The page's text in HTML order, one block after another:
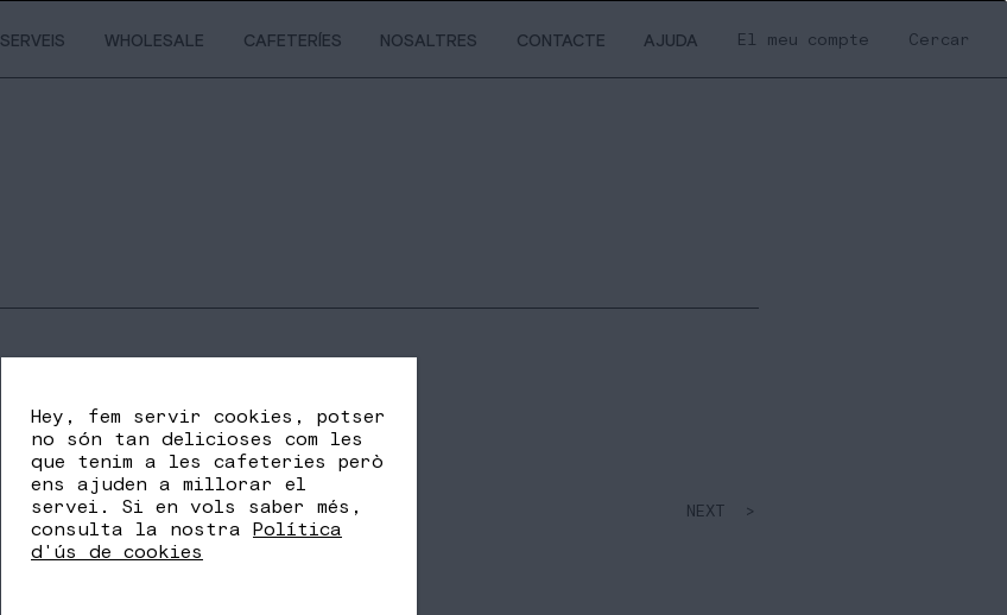
SERVEIS WHOLESALE CAFETERÍES NOSALTRES CONTACTE AJUDA El meu compte Cercar
SHARE FB TW NEXT >
Hey, fem servir cookies, potser
no són tan delicioses com les
que tenim a les cafeteries però
ens ajuden a millorar el
servei. Si en vols saber més,
consulta la nostra Política
d'ús de cookies